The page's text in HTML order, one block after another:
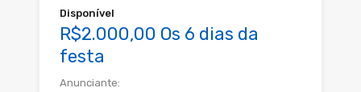
Disponível
R$2.000,00 Os 6 dias da
festa
Anunciante: